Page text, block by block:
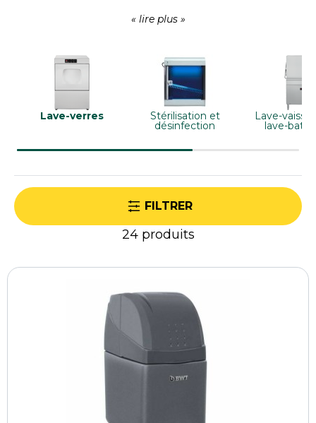
l'éclat des contenants. Associés à des systèmes de
permettent d'obtenir un résultat constant même
en utilisation intensive. Un équipement
indispensable pour les bars, restaurants,
boulangeries et établissements recevant du
public.
Lave-verres Stérilisation et
désinfection
Lave-
lave-
FILTRER
24produits